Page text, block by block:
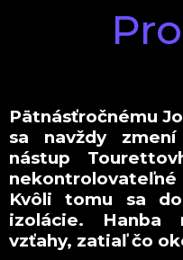
Pätnásťročnému
sa navždy
nástup
Kvôli tomu sa
izolácie. Hanba
vzťahy, zatiaľ čo